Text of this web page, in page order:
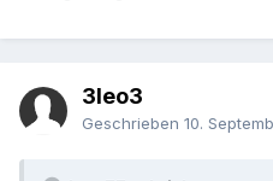
3leo3
Geschrieben 10.